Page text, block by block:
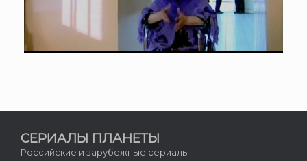
СЕРИАЛЫ ПЛАНЕТЫ
Российские и зарубежные сериалы